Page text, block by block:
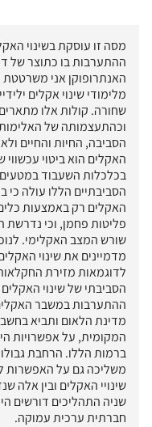
מסה זו עוסקת בשינוי
ההתערבות בו כתוצר של
האנתרופוקן אני משרטטת
מלימודי שינוי אקלים
שחורה. קולות אלו
וכהתעצמותה של האלימות
הסביבה, החיות והחיים
האקלים הוא ביטוי עכשווי
בכלכלות השעבוד
הסביבתיים הללו עולה כי
האקלים רק באמצעות כלים
פליטות פחמן, וכי נדרשת
שורש המצב האקלימי.
מדמיינים את שינוי
לדוגמאות מזירת
הסביבתי של שינוי
ההתערבות במשבר
מדינת הלאום ותביא
המקומית, על אפשרויות
ברמות הללו. הרחבת
משליכה גם על האפשרות
שינויי האקלים ובין אלה
שניה התהליכים דורשים
חברתית ערכית עמוקה.